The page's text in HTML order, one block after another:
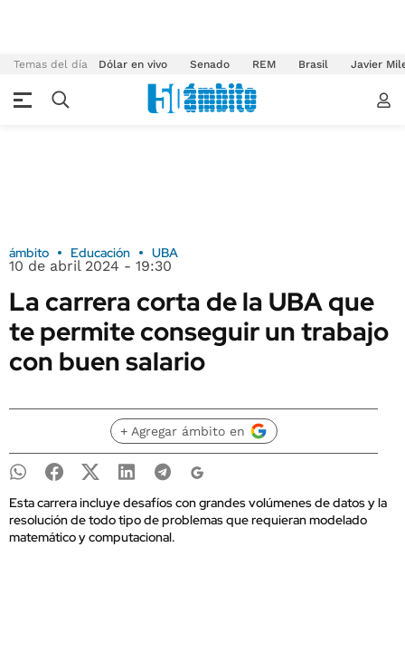
Temas del día Dólar en vivo Senado REM Brasil Javier
ámbito Educación UBA
10 de abril 2024 - 19:30
La carrera corta de la UBA que
te permite conseguir un trabajo
con buen salario
+ Agregar ámbito en
Esta carrera incluye desafíos con grandes volúmenes de datos y la
resolución de todo tipo de problemas que requieran modelado
matemático y computacional.